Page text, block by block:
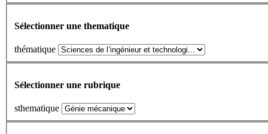
Sélectionner une thematique
thématique
Sélectionner une rubrique
sthematique